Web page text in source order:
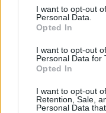
consent section.
I want to opt-out
Personal Data.
Opted In
I want to opt-out
Personal Data for
Opted In
I want to opt-out
Retention, Sale,
Personal Data
κατασκευή της
1997Πολιτικές
απόψεων του
ναρκωτικών.